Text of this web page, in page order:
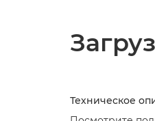
Техническое